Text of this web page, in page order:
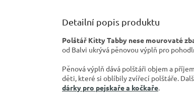
Detailní popis produktu
Polštář Kitty Tabby nese mourovaté
od Balvi ukrývá pěnovou výplň pro
Pěnová výplň dává polštáři objem a
děti, které si oblíbily zvířecí polštáře.
dárky pro pejskaře a kočkaře.